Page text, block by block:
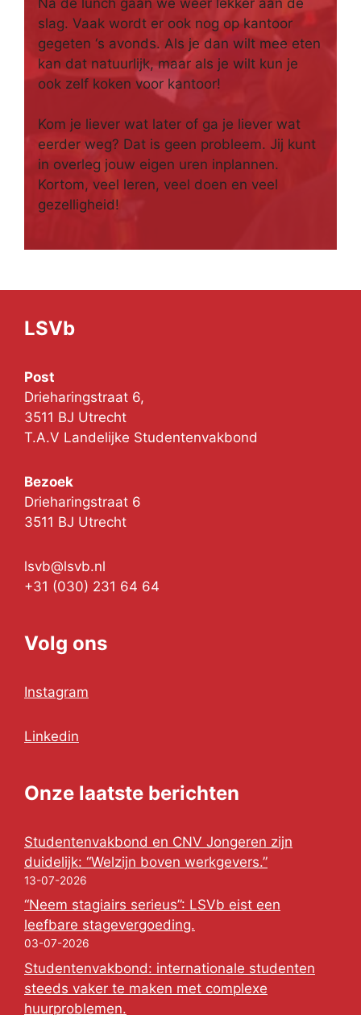
slag. Vaak wordt er ook nog op kantoor
gegeten ‘s avonds. Als je dan wilt mee eten
kan dat natuurlijk, maar als je wilt kun je
ook zelf koken voor kantoor!
Kom je liever wat later of ga je liever wat
eerder weg? Dat is geen probleem. Jij kunt
in overleg jouw eigen uren inplannen.
Kortom, veel leren, veel doen en veel
gezelligheid!
LSVb
Post
Drieharingstraat 6,
3511 BJ Utrecht
T.A.V Landelijke Studentenvakbond
Bezoek
Drieharingstraat 6
3511 BJ Utrecht
lsvb@lsvb.nl
+31 (030) 231 64 64
Volg ons
Instagram
Linkedin
Onze laatste berichten
Studentenvakbond en CNV Jongeren zijn
duidelijk: “Welzijn boven werkgevers.”
13-07-2026
“Neem stagiairs serieus”: LSVb eist een
leefbare stagevergoeding.
03-07-2026
Studentenvakbond: internationale studenten
steeds vaker te maken met complexe
huurproblemen.